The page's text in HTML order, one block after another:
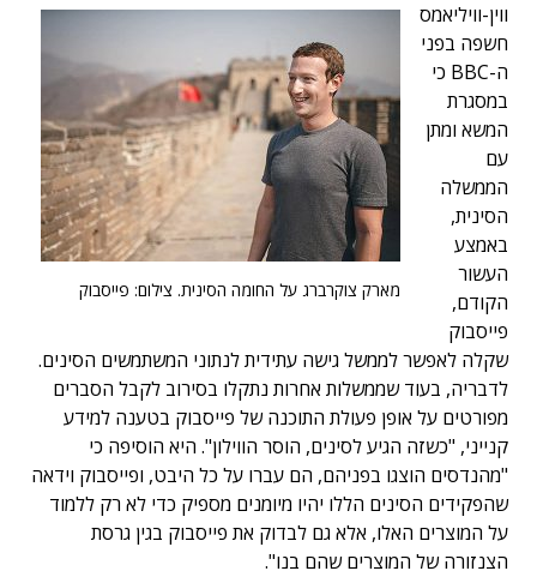
מארק צוקרברג על החומה הסינית. צילום: פייסבוק
ווין-וויליאמס
חשפה בפני
ה-BBC כי
במסגרת
המשא ומתן
עם
הממשלה
הסינית,
באמצע
העשור
הקודם,
פייסבוק
שקלה לאפשר לממשל גישה עתידית לנתוני המשתמשים הסינים.
לדבריה, בעוד שממשלות אחרות נתקלו בסירוב לקבל הסברים
מפורטים על אופן פעולת התוכנה של פייסבוק בטענה למידע
קנייני, "כשזה הגיע לסינים, הוסר הווילון". היא הוסיפה כי
"מהנדסים הוצגו בפניהם, הם עברו על כל היבט, ופייסבוק וידאה
שהפקידים הסינים הללו יהיו מיומנים מספיק כדי לא רק ללמוד
על המוצרים האלו, אלא גם לבדוק את פייסבוק בגין גרסת
הצנזורה של המוצרים שהם בנו".